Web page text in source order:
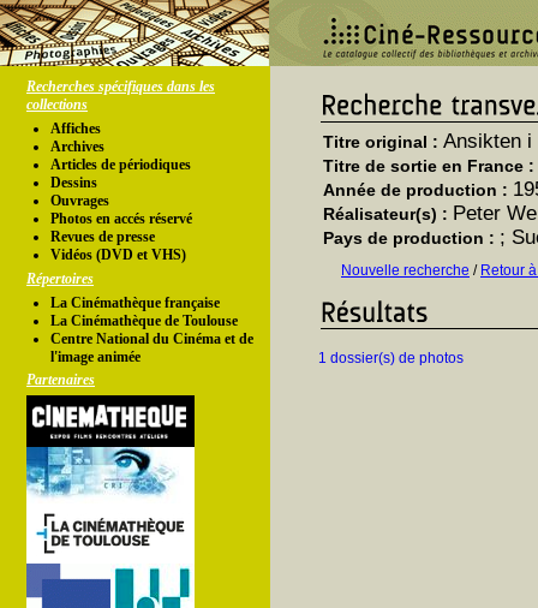
Recherches spécifiques dans les
collections
Affiches
Archives
Articles de périodiques
Dessins
Ouvrages
Photos en accés réservé
Revues de presse
Vidéos (DVD et VHS)
Répertoires
La Cinémathèque française
La Cinémathèque de Toulouse
Centre National du Cinéma et de
l'image animée
Partenaires
Titre original : Ansikten i
Titre de sortie en France :
Année de production :
Réalisateur(s) : Peter
Pays de production : ;
Nouvelle recherche / Retour
1 dossier(s) de photos